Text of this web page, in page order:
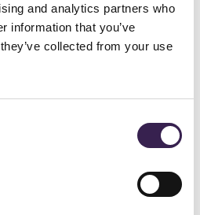
and analytics partners who
information that you’ve
collected from your use